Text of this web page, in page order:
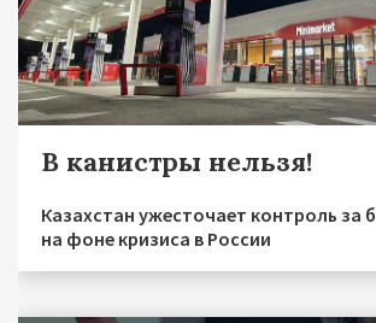
В канистры нельзя!
Казахстан ужесточает контроль за
на фоне кризиса в России